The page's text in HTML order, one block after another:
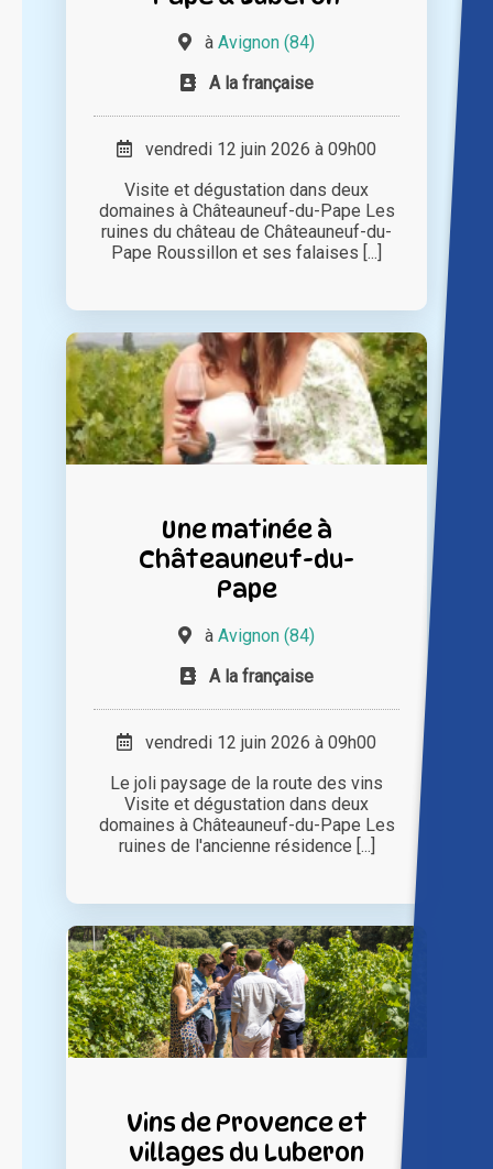
à Avignon (84)
A la française
vendredi 12 juin 2026 à 09h00
Visite et dégustation dans deux
domaines à Châteauneuf-du-Pape Les
ruines du château de Châteauneuf-du-
Pape Roussillon et ses falaises [...]
Une matinée à
Châteauneuf-du-
Pape
à Avignon (84)
A la française
vendredi 12 juin 2026 à 09h00
Le joli paysage de la route des vins
Visite et dégustation dans deux
domaines à Châteauneuf-du-Pape Les
ruines de l'ancienne résidence [...]
Vins de Provence et
villages du Luberon